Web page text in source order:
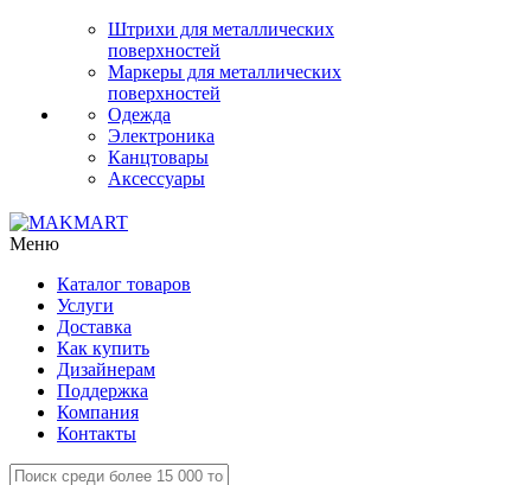
Штрихи для металлических
поверхностей
Маркеры для металлических
поверхностей
Одежда
Электроника
Канцтовары
Аксессуары
Меню
Каталог товаров
Услуги
Доставка
Как купить
Дизайнерам
Поддержка
Компания
Контакты